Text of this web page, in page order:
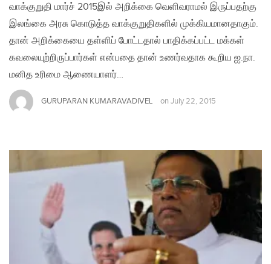
வாக்குறுதி மார்ச் 2015இல் அறிக்கை வெளிவராமல் இருப்பதற்கு
இலங்கை அரசு கொடுத்த வாக்குறுதிகளில் முக்கியமானதாகும்.
தான் அறிக்கையை தள்ளிப் போட்டதால் பாதிக்கப்பட்ட மக்கள்
கவலையுற்றிருப்பார்கள் என்பதை தான் உணர்வதாக கூறிய ஐ.நா.
மனித உரிமை ஆணையாளர்…
GURUPARAN KUMARAVADIVEL on July 22, 2015